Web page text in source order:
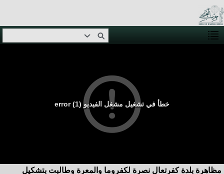
خطأ في تشغيل مشغل الفيديو (1) error
مظاهرة بلدة كفرتعال نصرة لكفروما والمعرة وطالبت بتشكيل